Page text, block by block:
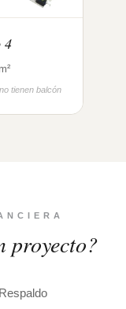
4
tienen balcón
proyecto?